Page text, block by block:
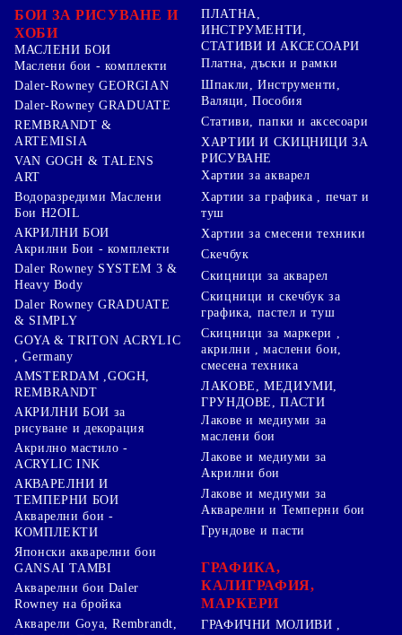
БОИ ЗА РИСУВАНЕ И
ХОБИ
МАСЛЕНИ БОИ
Маслени бои - комплекти
Daler-Rowney GEORGIAN
Daler-Rowney GRADUATE
REMBRANDT &
ARTEMISIA
VAN GOGH & TALENS
ART
Водоразредими Маслени
Бои H2OIL
АКРИЛНИ БОИ
Акрилни Бои - комплекти
Daler Rowney SYSTEM 3 &
Heavy Body
Daler Rowney GRADUATE
& SIMPLY
GOYA & TRITON АCRYLIC
, Germany
AMSTERDAM ,GOGH,
REMBRANDT
АКРИЛНИ БОИ за
рисуване и декорация
Акрилно мастило -
ACRYLIC INK
АКВАРЕЛНИ И
ТЕМПЕРНИ БОИ
Акварелни бои -
КОМПЛЕКТИ
Японски акварелни бои
GANSAI TAMBI
Акварелни бои Daler
Rowney на бройка
Акварели Goya, Rembrandt,
ПЛАТНА,
ИНСТРУМЕНТИ,
СТАТИВИ И АКСЕСОАРИ
Платна, дъски и рамки
Шпакли, Инструменти,
Валяци, Пособия
Стативи, папки и аксесоари
ХАРТИИ И СКИЦНИЦИ ЗА
РИСУВАНЕ
Хартии за акварел
Хартии за графика , печат и
туш
Хартии за смесени техники
Скечбук
Скицници за акварел
Скицници и скечбук за
графика, пастел и туш
Скицници за маркери ,
акрилни , маслени бои,
смесена техника
ЛАКОВЕ, МЕДИУМИ,
ГРУНДОВЕ, ПАСТИ
Лакове и медиуми за
маслени бои
Лакове и медиуми за
Акрилни бои
Лакове и медиуми за
Акварелни и Темперни бои
Грундове и пасти
ГРАФИКА,
КАЛИГРАФИЯ,
МАРКЕРИ
ГРАФИЧНИ МОЛИВИ ,